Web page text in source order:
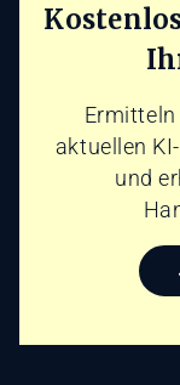
aktuellen
und